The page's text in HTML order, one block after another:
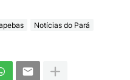
Notícias do Pará